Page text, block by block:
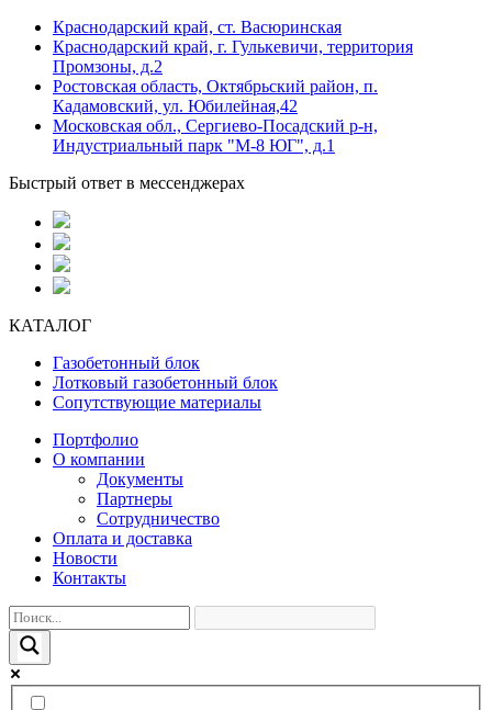
Краснодарский край, ст. Васюринская
Краснодарский край, г. Гулькевичи, территория
Промзоны, д.2
Ростовская область, Октябрьский район, п.
Кадамовский, ул. Юбилейная,42
Московская обл., Сергиево-Посадский р-н,
Индустриальный парк "М-8 ЮГ", д.1
Быстрый ответ в мессенджерах
КАТАЛОГ
Газобетонный блок
Лотковый газобетонный блок
Сопутствующие материалы
Портфолио
О компании
Документы
Партнеры
Сотрудничество
Оплата и доставка
Новости
Контакты